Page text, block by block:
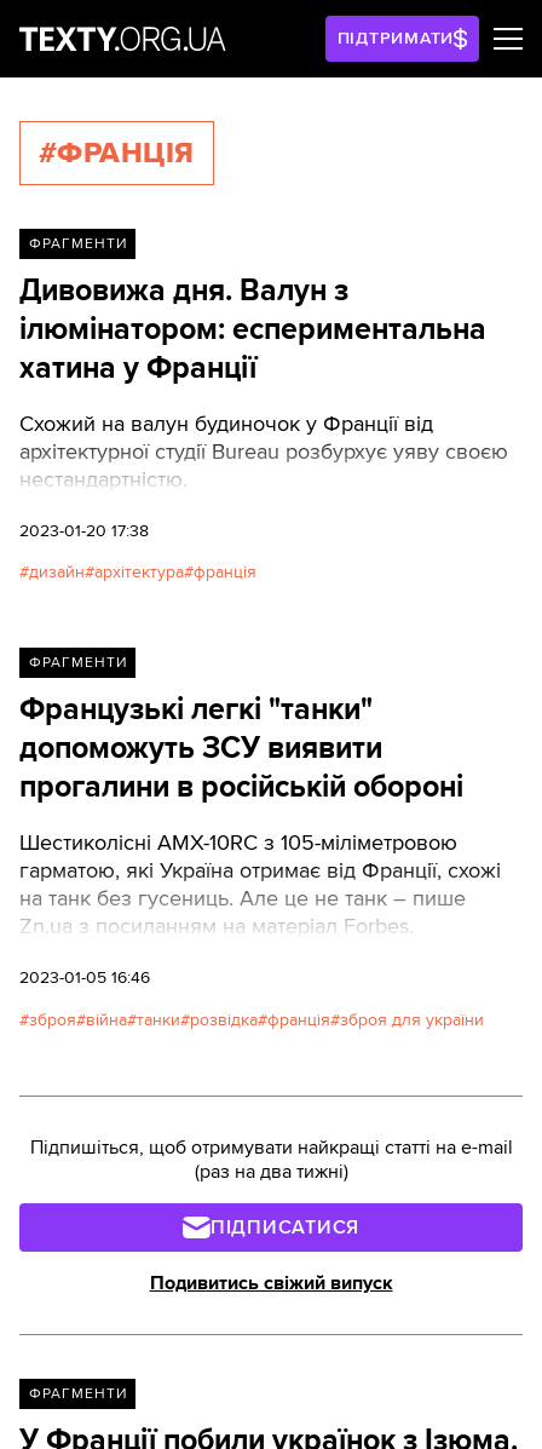
ПІДТРИМАТИ
#ФРАНЦІЯ
ФРАГМЕНТИ
Дивовижа дня. Валун з
ілюмінатором: еспериментальна
хатина у Франції
Схожий на валун будиночок у Франції від
архітектурної студії Bureau розбурхує уяву своєю
нестандартністю.
2023-01-20 17:38
дизайн архітектура франція
ФРАГМЕНТИ
Французькі легкі "танки"
допоможуть ЗСУ виявити
прогалини в російській обороні
Шестиколісні AMX-10RC з 105-міліметровою
гарматою, які Україна отримає від Франції, схожі
на танк без гусениць. Але це не танк – пише
Zn.ua з посиланням на матеріал Forbes.
2023-01-05 16:46
зброя війна танки розвідка франція зброя для україни
Підпишіться, щоб отримувати найкращі статті на e-mail
(раз на два тижні)
ПІДПИСАТИСЯ
Подивитись свіжий випуск
ФРАГМЕНТИ
У Франції побили українок з Ізюма.